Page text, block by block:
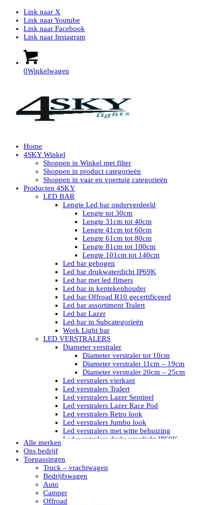
Link naar X
Link naar Youtube
Link naar Facebook
Link naar Instagram
0Winkelwagen
Home
4SKY Winkel
Shoppen in Winkel met filter
Shoppen in product categorieën
Shoppen in vaar en voertuig categorieën
Producten 4SKY
LED BAR
Lengte Led bar onderverdeeld
Lengte tot 30cm
Lengte 31cm tot 40cm
Lengte 41cm tot 60cm
Lengte 61cm tot 80cm
Lengte 81cm tot 100cm
Lengte 101cm tot 140cm
Led bar gebogen
Led bar drukwaterdicht IP69K
Led bar met led flitsers
Led bar in kentekenhouder
Led bar Offroad R10 gecertificeerd
Led bar assortiment Tralert
Led bar Lazer
Led bar in Subcategorieën
Work Light bar
LED VERSTRALERS
Diameter verstraler
Diameter verstraler tot 10cm
Diameter verstraler 11cm – 19cm
Diameter verstraler 20cm – 25cm
Led verstralers vierkant
Led verstralers Tralert
Led verstralers Lazer Sentinel
Led verstralers Lazer Race Pod
Led verstralers Retro look
Led verstralers Jumbo look
Led verstralers met witte behuizing
Led verstralers drukwaterdicht IP69K
LED WERKLAMPEN
Model werklamp
Led werklamp vierkant
Alle merken
Ons bedrijf
Toepassingen
Truck – vrachtwagen
Bedrijfswagen
Auto
Camper
Offroad